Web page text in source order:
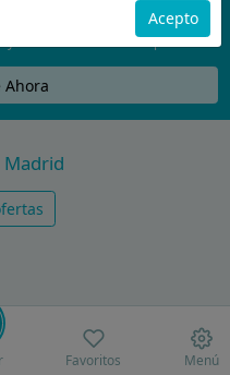
y no te vamos a enviar spam
Ahora
Madrid
Favoritos Menú
Acepto